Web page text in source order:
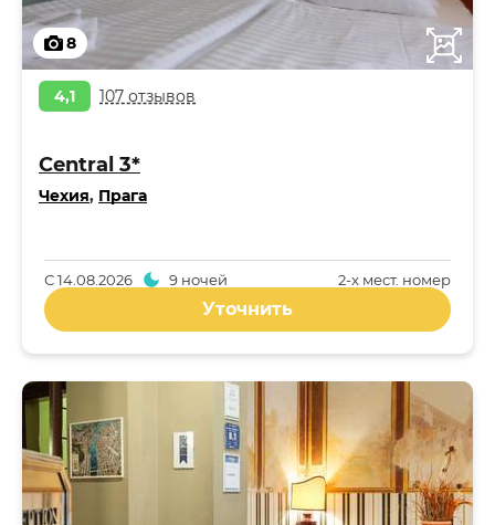
8
4,1 107 отзывов
Central 3*
Чехия, Прага
2-x мест. номер
С14.08.2026 9 ночей
Уточнить